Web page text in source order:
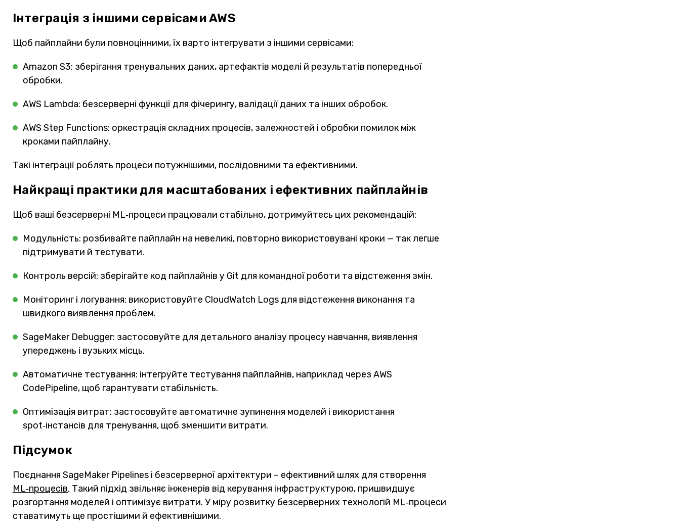
Інтеграція з іншими сервісами AWS
Щоб пайплайни були повноцінними, їх варто інтегрувати з іншими сервісами:
Amazon S3: зберігання тренувальних даних, артефактів моделі й результатів попередньої
обробки.
AWS Lambda: безсерверні функції для фічерингу, валідації даних та інших обробок.
AWS Step Functions: оркестрація складних процесів, залежностей і обробки помилок між
кроками пайплайну.
Такі інтеграції роблять процеси потужнішими, послідовними та ефективними.
Найкращі практики для масштабованих і ефективних пайплайнів
Щоб ваші безсерверні ML‑процеси працювали стабільно, дотримуйтесь цих рекомендацій:
Модульність: розбивайте пайплайн на невеликі, повторно використовувані кроки — так легше
підтримувати й тестувати.
Контроль версій: зберігайте код пайплайнів у Git для командної роботи та відстеження змін.
Моніторинг і логування: використовуйте CloudWatch Logs для відстеження виконання та
швидкого виявлення проблем.
SageMaker Debugger: застосовуйте для детального аналізу процесу навчання, виявлення
упереджень і вузьких місць.
Автоматичне тестування: інтегруйте тестування пайплайнів, наприклад через AWS
CodePipeline, щоб гарантувати стабільність.
Оптимізація витрат: застосовуйте автоматичне зупинення моделей і використання
spot‑інстансів для тренування, щоб зменшити витрати.
Підсумок
Поєднання SageMaker Pipelines і безсерверної архітектури – ефективний шлях для створення
ML‑процесів. Такий підхід звільняє інженерів від керування інфраструктурою, пришвидшує
розгортання моделей і оптимізує витрати. У міру розвитку безсерверних технологій ML‑процеси
ставатимуть ще простішими й ефективнішими.